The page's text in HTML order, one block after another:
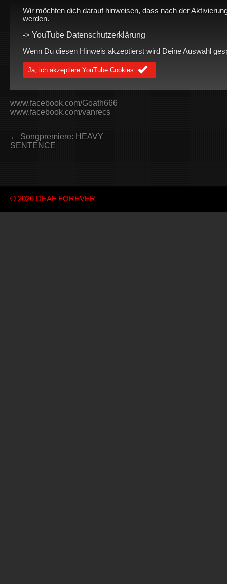
Wir möchten dich darauf hinweisen, dass nach der
werden.
-> YouTube Datenschutzerklärung
Wenn Du diesen Hinweis akzeptierst wird Deine Auswahl
Ja, ich akzeptiere YouTube Cookies
www.facebook.com/Goath666
www.facebook.com/vanrecs
← Songpremiere: HEAVY
SENTENCE
© 2026 DEAF FOREVER